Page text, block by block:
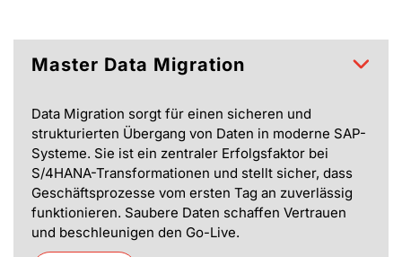
Master Data Migration
Data Migration sorgt für einen sicheren und
strukturierten Übergang von Daten in moderne SAP-
Systeme. Sie ist ein zentraler Erfolgsfaktor bei
S/4HANA-Transformationen und stellt sicher, dass
Geschäftsprozesse vom ersten Tag an zuverlässig
funktionieren. Saubere Daten schaffen Vertrauen
und beschleunigen den Go-Live.